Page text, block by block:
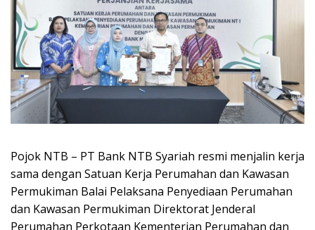
Pojok NTB – PT Bank NTB Syariah resmi menjalin kerja
sama dengan Satuan Kerja Perumahan dan Kawasan
Permukiman Balai Pelaksana Penyediaan Perumahan
dan Kawasan Permukiman Direktorat Jenderal
Perumahan Perkotaan Kementerian Perumahan dan